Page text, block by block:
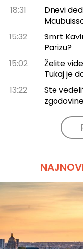
18:31
Dnevi
15:32
Smrt
Parizu?
15:02
Želite
Tukaj je
13:22
Ste